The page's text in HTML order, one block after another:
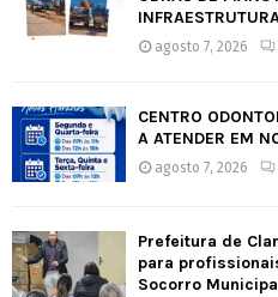
agosto 7, 2026
CENTRO
A ATENDER EM
agosto 7, 2026
Prefeitura de
para
Socorro